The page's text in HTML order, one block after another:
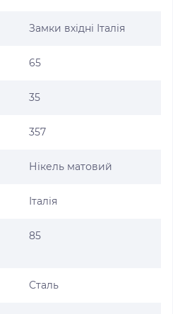
Замки вхідні Італія
65
35
357
Нікель матовий
Італія
85
Сталь